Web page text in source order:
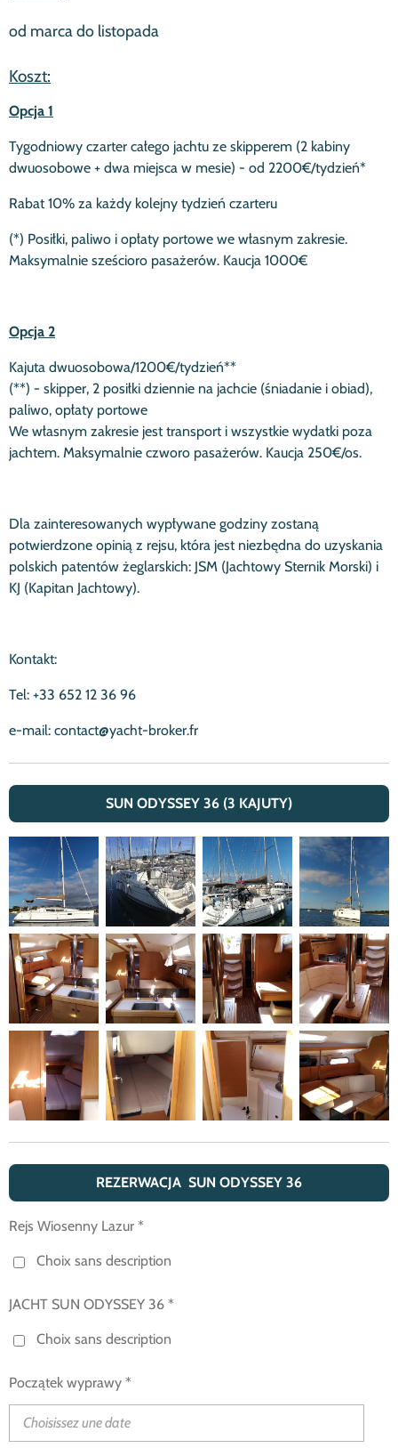
od marca do listopada
Koszt:
Opcja 1
Tygodniowy czarter całego jachtu ze skipperem (2 kabiny
dwuosobowe + dwa miejsca w mesie) - od 2200€/tydzień*
Rabat 10% za każdy kolejny tydzień czarteru
(*) Posiłki, paliwo i opłaty portowe we własnym zakresie.
Maksymalnie sześcioro pasażerów. Kaucja 1000€
Opcja 2
Kajuta dwuosobowa/1200€/tydzień**
(**) - skipper, 2 posiłki dziennie na jachcie (śniadanie i obiad),
paliwo, opłaty portowe
We własnym zakresie jest transport i wszystkie wydatki poza
jachtem. Maksymalnie czworo pasażerów. Kaucja 250€/os.
Dla zainteresowanych wypływane godziny zostaną
potwierdzone opinią z rejsu, która jest niezbędna do uzyskania
polskich patentów żeglarskich: JSM (Jachtowy Sternik Morski) i
KJ (Kapitan Jachtowy).
Kontakt:
Tel: +33 652 12 36 96
e-mail: contact@yacht-broker.fr
SUN ODYSSEY 36 (3 KAJUTY)
REZERWACJA SUN ODYSSEY 36
Rejs Wiosenny Lazur *
Choix sans description
JACHT SUN ODYSSEY 36 *
Choix sans description
Początek wyprawy *